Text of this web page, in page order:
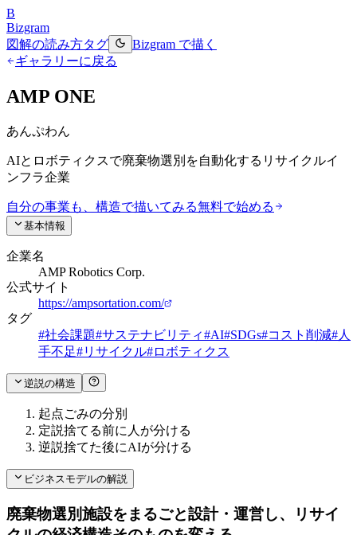
B
Bizgram
図解の読み方タグ
Bizgram で描く
ギャラリーに戻る
AMP ONE
あんぷわん
AIとロボティクスで廃棄物選別を自動化するリサイクルイ
ンフラ企業
自分の事業も、構造で描いてみる無料で始める
基本情報
企業名
AMP Robotics Corp.
公式サイト
https://ampsortation.com/
タグ
#社会課題#サステナビリティ#AI#SDGs#コスト削減#人
手不足#リサイクル#ロボティクス
逆説の構造
起点ごみの分別
定説捨てる前に人が分ける
逆説捨てた後にAIが分ける
ビジネスモデルの解説
廃棄物選別施設をまるごと設計・運営し、リサイ